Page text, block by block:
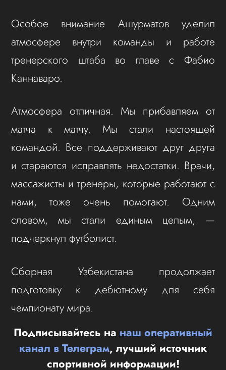
Особое внимание Ашурматов уделил
атмосфере внутри команды и работе
тренерского штаба во главе с Фабио
Каннаваро.
Атмосфера отличная. Мы прибавляем от
матча к матчу. Мы стали настоящей
командой. Все поддерживают друг друга
и стараются исправлять недостатки. Врачи,
массажисты и тренеры, которые работают с
нами, тоже очень помогают. Одним
словом, мы стали единым целым, —
подчеркнул футболист.
Сборная Узбекистана продолжает
подготовку к дебютному для себя
чемпионату мира.
Подписывайтесь на наш оперативный
канал в Телеграм, лучший источник
спортивной информации!